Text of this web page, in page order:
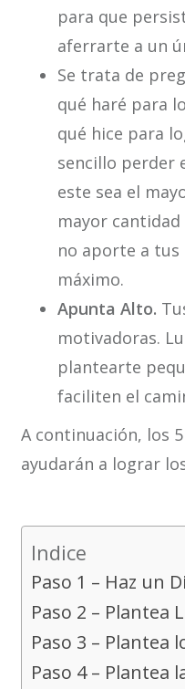
para que
aferrarte a un
Se trata de
qué haré para
qué hice para
sencillo perder
este sea el
mayor
no aporte a tus
máximo.
Apunta Alto.
motivadoras.
plantearte
faciliten el
A continuación, los
ayudarán a lograr
Indice
Paso 1 – Haz un
Paso 2 – Plantea
Paso 3 – Plantea
Paso 4 – Plantea